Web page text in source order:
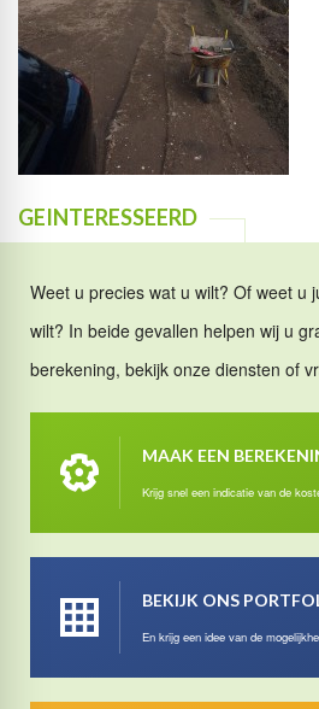
GEINTERESSEERD
Weet u precies wat u wilt? Of weet u
wilt? In beide gevallen helpen wij u
berekening, bekijk onze diensten of
MAAK EEN
Krijg snel een indicatie van de
BEKIJK ONS
En krijg een idee van de